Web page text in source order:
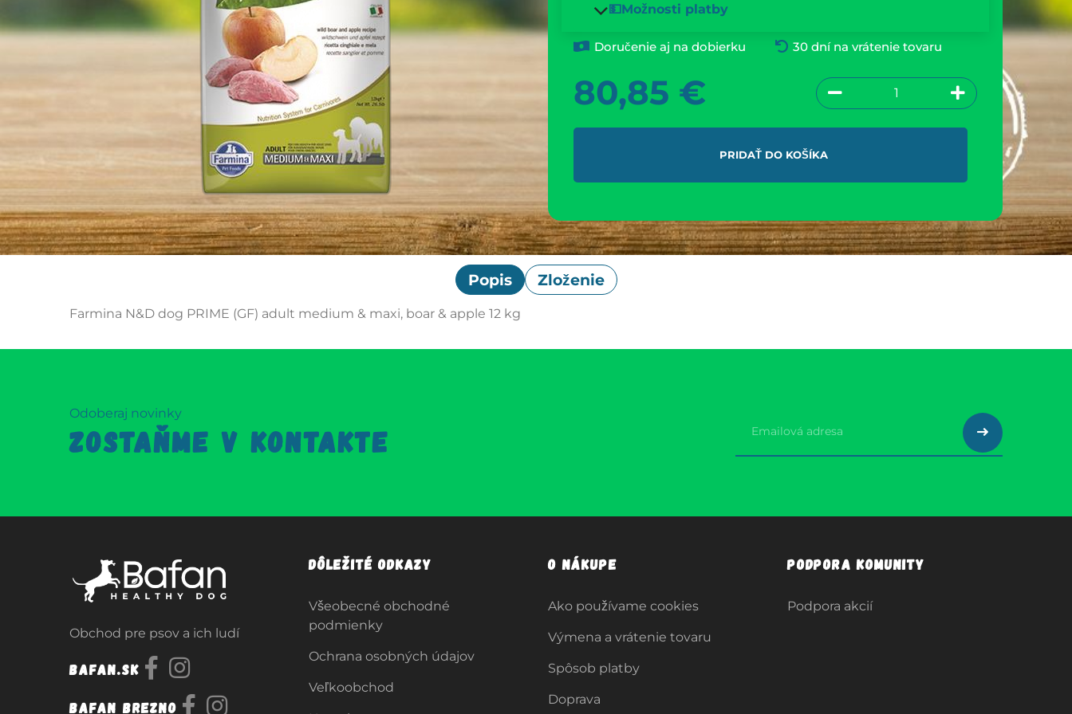
💵Možnosti platby
Doručenie aj na dobierku 30 dní na vrátenie tovaru
80,85 €
PRIDAŤ DO KOŠÍKA
Popis Zloženie
Farmina N&D dog PRIME (GF) adult medium & maxi, boar & apple 12 kg
Odoberaj novinky
ZOSTAŇME V KONTAKTE
Obchod pre psov a ich ludí
Bafan.sk
Bafan Brezno
Dôležité odkazy
Všeobecné obchodné
podmienky
Ochrana osobných údajov
Veľkoobchod
O nákupe
Ako používame cookies
Výmena a vrátenie tovaru
Spôsob platby
Doprava
Podpora komunity
Podpora akcií